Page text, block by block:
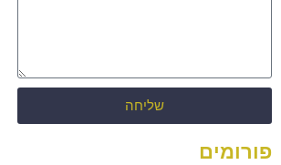
שליחה
פורומים